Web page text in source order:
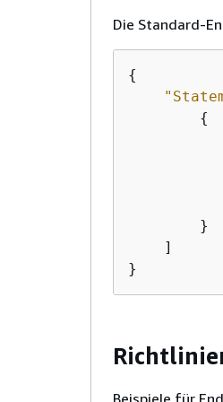
Die Standard-
{
{
        }
    ]
}
Beispiele für